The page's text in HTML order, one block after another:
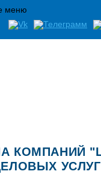
при открытии
КОМПАНИЙ